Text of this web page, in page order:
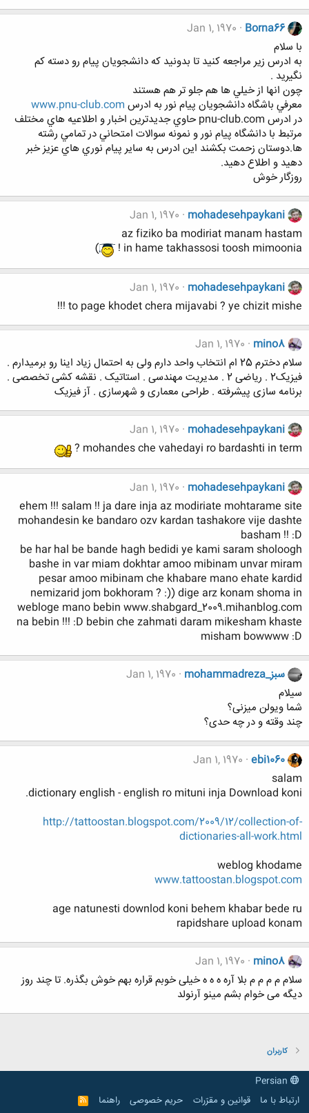
Borna66
Jan 1, 1970
با سلام
به ادرس زير مراجعه كنيد تا بدونيد كه دانشجويان پيام رو دسته كم
نگيريد .
چون انها از خيلي ها هم جلو تر هم هستند
معرفي باشگاه دانشجويان پيام نور به ادرس www.pnu-club.com
در ادرس pnu-club.com حاوي جديدترين اخبار و اطلاعيه هاي مختلف
مرتبط با دانشگاه پيام نور و نمونه سوالات امتحاني در تمامي رشته
ها.دوستان زحمت بكشند اين ادرس به ساير پيام نوري هاي عزيز خبر
دهيد و اطلاع دهيد.
روزگار خوش
mohadesehpaykani
Jan 1, 1970
az fiziko ba modiriat manam hastam
in hame takhassosi toosh mimoonia !
)
mohadesehpaykani
Jan 1, 1970
to page khodet chera mijavabi ? ye chizit mishe !!!
mino8
Jan 1, 1970
سلام دخترم 25 ام انتخاب واحد دارم ولی به احتمال زیاد اینا رو برمیدارم .
فیزیک2 . ریاضی 2 . مدیریت مهندسی . استاتیک . نقشه کشی تخصصی .
برنامه سازی پیشرفته . طراحی معماری و شهرسازی . آز فیزیک
mohadesehpaykani
Jan 1, 1970
mohandes che vahedayi ro bardashti in term ?
mohadesehpaykani
Jan 1, 1970
ehem !!! salam !! ja dare inja az modiriate mohtarame site
mohandesin ke bandaro ozv kardan tashakore vije dashte
basham !! :D
be har hal be bande hagh bedidi ye kami saram sholoogh
bashe in var miam dokhtar amoo mibinam unvar miram
pesar amoo mibinam che khabare mano ehate kardid
nemizarid jom bokhoram ? :)) dige arz konam shoma in
webloge mano bebin www.shabgard_2009.mihanblog.com
na bebin !!! :D bebin che zahmati daram mikesham khaste
misham bowwww :D
mohammadreza_سبز
Jan 1, 1970
سیلام
شما ویولن میزنی؟
چند وقته و در چه حدی؟
ebi1060
Jan 1, 1970
salam
dictionary english - english ro mituni inja Download koni.
http://tattoostan.blogspot.com/2009/12/collection-of-
dictionaries-all-work.html
weblog khodame
www.tattoostan.blogspot.com
age natunesti downlod koni behem khabar bede ru
rapidshare upload konam
mino8
Jan 1, 1970
سلام م م م م بلا آره ه ه ه خیلی خوبم قراره بهم خوش بگذره. تا چند روز
دیگه می خوام بشم مینو آرنولد
کاربران
ارتباط با ما
قوانین و مقرّرات حریم خصوصی راهنما
R
S